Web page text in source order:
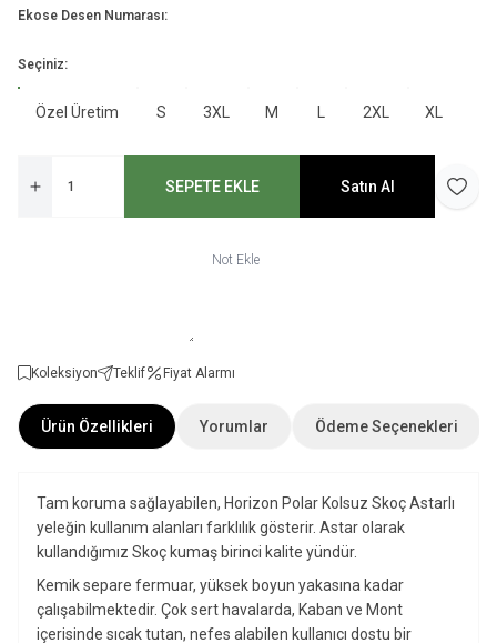
Ekose Desen Numarası:
Seçiniz:
Özel Üretim S 3XL M 2XL XL
SEPETE EKLE Satın Al
Not Ekle
Koleksiyon Teklif Fiyat Alarmı
Ürün Özellikleri Yorumlar Ödeme Seçenekleri
Tam koruma sağlayabilen, Horizon Polar Kolsuz Skoç Astarlı
yeleğin kullanım alanları farklılık gösterir. Astar olarak
kullandığımız Skoç kumaş birinci kalite yündür.
Kemik separe fermuar, yüksek boyun yakasına kadar
çalışabilmektedir. Çok sert havalarda, Kaban ve Mont
içerisinde sıcak tutan, nefes alabilen kullanıcı dostu bir